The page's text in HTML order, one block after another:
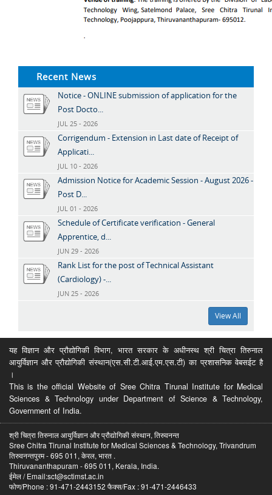
Recent News
Notice - ONLINE submission of application for the
Post Docto...
JUL 25 - 2026
Corrigendum - Extension in Last date of Receipt of
Applicati...
JUL 10 - 2026
Admission Notice for Academic Session - August 2026 -
Post D...
JUL 01 - 2026
Schedule of Certificate verification - General
Apprentice, d...
JUN 29 - 2026
Rank List for the post of Technical Assistant
(Cardiology) -...
JUN 25 - 2026
View All
यह विज्ञान और प्रौद्योगिकी विभाग, भारत सरकार के अधीनस्थ श्री चित्रा तिरुनाल
आयुर्विज्ञान और प्रौद्योगिकी संस्थान(एस.सी.टी.आई.एम.एस.टी) का प्रशासनिक वेबसईट है
।
This is the official Website of Sree Chitra Tirunal Institute for Medical
Sciences & Technology under Department of Science & Technology,
Government of India.
श्री चित्रा तिरुनाल आयुर्विज्ञान और प्रौद्योगिकी संस्थान, तिरुवनन्त
Sree Chitra Tirunal Institute for Medical Sciences & Technology, Trivandrum
तिरुवनन्तपुरम - 695 011, केरल, भारत .
Thiruvananthapuram - 695 011, Kerala, India.
ईमेल / Email:sct@sctimst.ac.in
फोण/Phone : 91-471-2443152 फैक्स/Fax : 91-471-2446433